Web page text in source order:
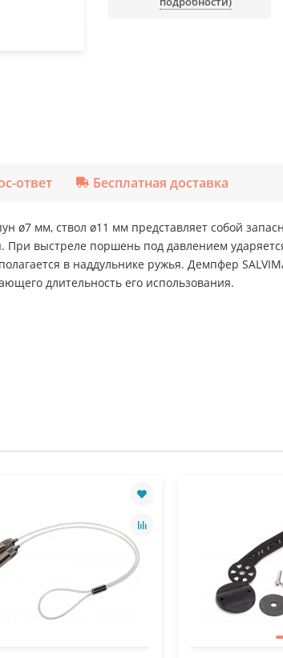
ответ Бесплатная доставка
ø7 мм, ствол ø11 мм представляет собой
выстреле поршень под давлением
в наддульнике ружья. Демпфер
длительность его использования.